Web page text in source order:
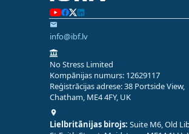
info@ibf.lv
No Stress Limited
Kompānijas numurs: 12629117
Reģistrācijas adrese: 38 Portside View,
Chatham, ME4 4FY, UK
Lielbritānijas birojs: Suite M6, Old